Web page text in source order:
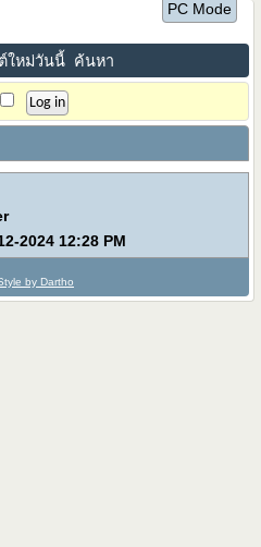
PC Mode
ใหม่วันนี้ ค้นหา
2024 12:28 PM
by Dartho